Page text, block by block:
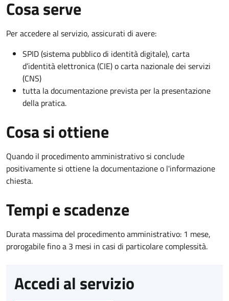
Cosa serve
Per accedere al servizio, assicurati di avere:
SPID (sistema pubblico di identità digitale), carta
d’identità elettronica (CIE) o carta nazionale dei servizi
(CNS)
tutta la documentazione prevista per la presentazione
della pratica.
Cosa si ottiene
Quando il procedimento amministrativo si conclude
positivamente si ottiene la documentazione o l'informazione
chiesta.
Tempi e scadenze
Durata massima del procedimento amministrativo: 1 mese,
prorogabile fino a 3 mesi in casi di particolare complessità.
Accedi al servizio